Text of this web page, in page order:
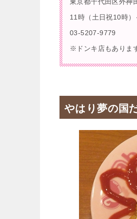
11時（土日祝10時
03-5207-9779
※ドンキ店もありま
やはり夢の国